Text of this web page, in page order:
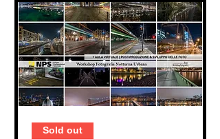
Sold out